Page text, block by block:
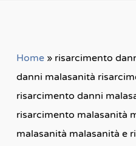
Home» risarcimento
danni malasanità
risarcimento danni
risarcimento malasanità
malasanità malasanità e